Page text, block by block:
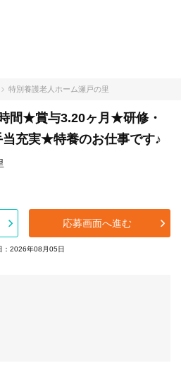
特別養護老人ホーム瀬戸の里
間★賞与3.20ヶ月★研修・
充実★特養のお仕事です♪
応募画面へ進む
：2026年08月05日